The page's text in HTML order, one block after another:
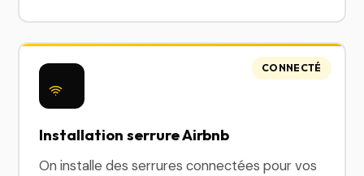
Installation serrure Airbnb
On installe des serrures connectées pour vos
CONNECTÉ